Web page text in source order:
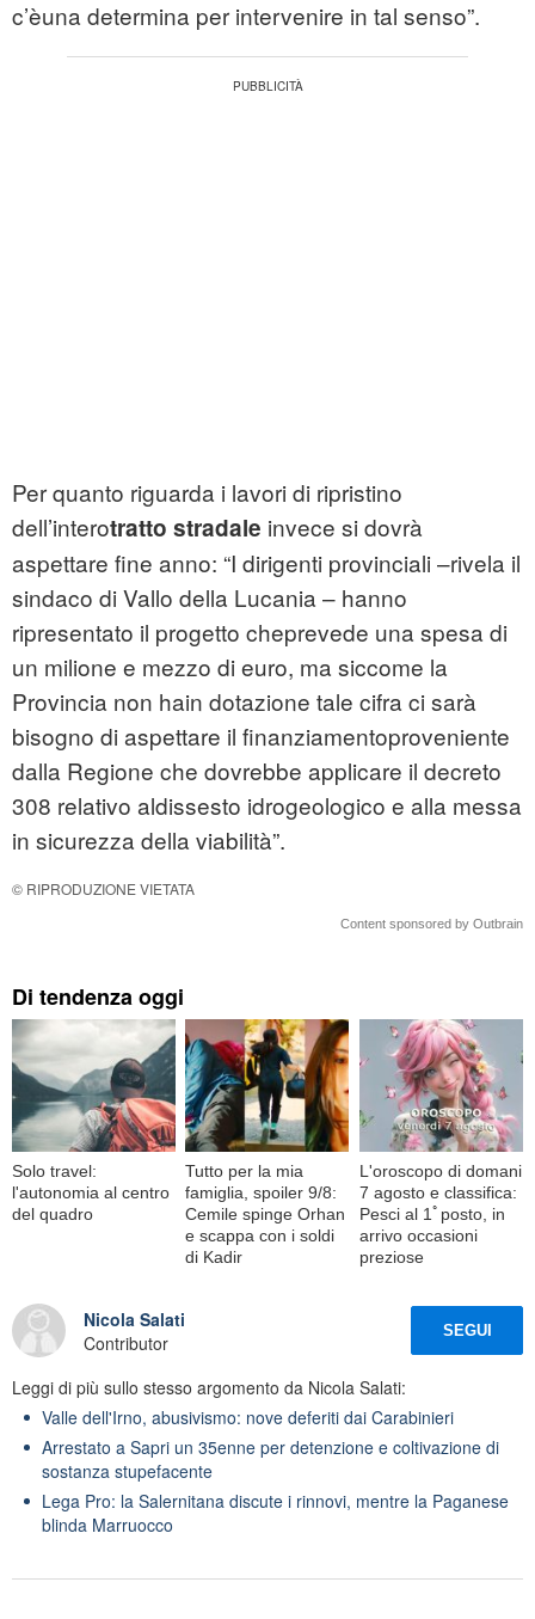
c’èuna determina per intervenire in tal senso”.
Per quanto riguarda i lavori di ripristino
dell’interotratto stradale invece si dovrà
aspettare fine anno: “I dirigenti provinciali –rivela il
sindaco di Vallo della Lucania – hanno
ripresentato il progetto cheprevede una spesa di
un milione e mezzo di euro, ma siccome la
Provincia non hain dotazione tale cifra ci sarà
bisogno di aspettare il finanziamentoproveniente
dalla Regione che dovrebbe applicare il decreto
308 relativo aldissesto idrogeologico e alla messa
in sicurezza della viabilità”.
© RIPRODUZIONE VIETATA
Content sponsored by Outbrain
Di tendenza oggi
Solo travel:
l'autonomia al centro
del quadro
Tutto per la mia
famiglia, spoiler 9/8:
Cemile spinge Orhan
e scappa con i soldi
di Kadir
L'oroscopo di domani
7 agosto e classifica:
Pesci al 1ﾟposto, in
arrivo occasioni
preziose
Nicola Salati
Contributor
SEGUI
Leggi di più sullo stesso argomento da Nicola Salati:
Valle dell'Irno, abusivismo: nove deferiti dai Carabinieri
Arrestato a Sapri un 35enne per detenzione e coltivazione di
sostanza stupefacente
Lega Pro: la Salernitana discute i rinnovi, mentre la Paganese
blinda Marruocco